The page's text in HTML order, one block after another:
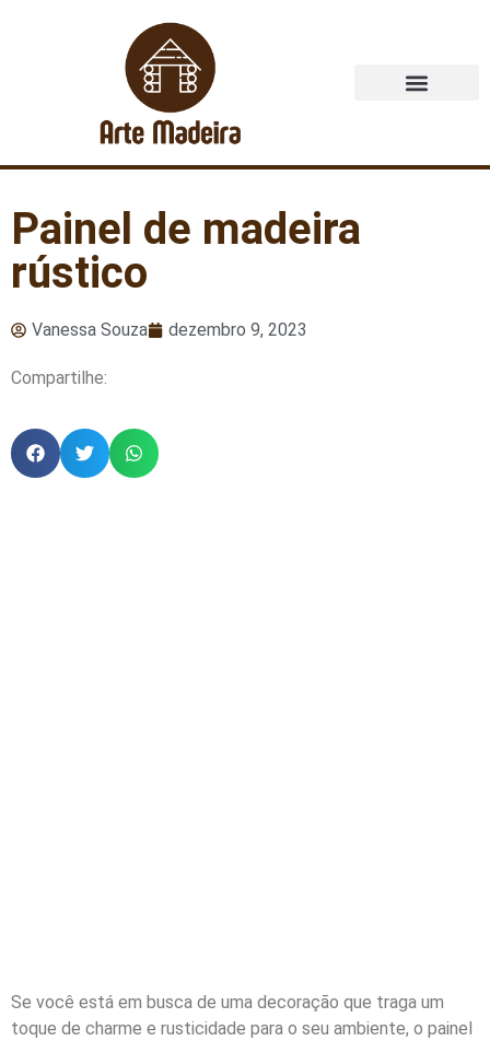
Painel de madeira
rústico
Vanessa Souza dezembro 9, 2023
Compartilhe:
Se você está em busca de uma decoração que traga um
toque de charme e rusticidade para o seu ambiente, o painel